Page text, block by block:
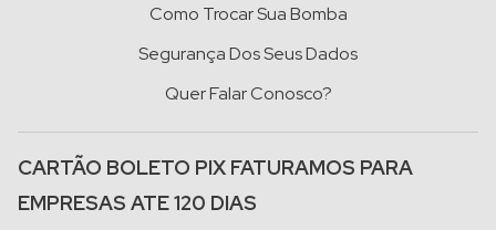
Como Trocar Sua Bomba
Segurança Dos Seus Dados
Quer Falar Conosco?
CARTÃO BOLETO PIX FATURAMOS PARA
EMPRESAS ATE 120 DIAS